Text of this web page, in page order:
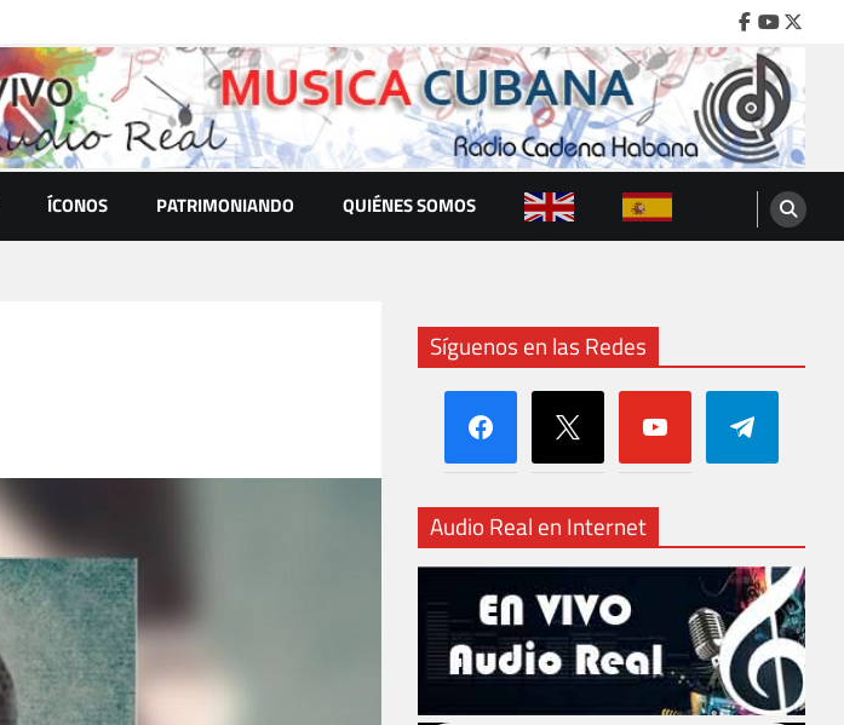
Facebook
Youtube
ÍCONOS PATRIMONIANDO QUIÉNES SOMOS
Síguenos en las Redes
facebook x youtube telegram
Audio Real en Internet